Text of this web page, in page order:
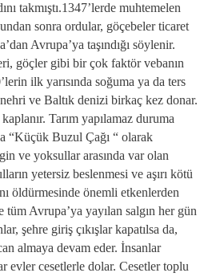
takmıştı.1347’lerde muhtemelen
sonra ordular, göçebeler ticaret
Avrupa’ya taşındığı söylenir.
göçler gibi bir çok faktör vebanın
ilk yarısında soğuma ya da ters
ve Baltık denizi birkaç kez donar.
Tarım yapılamaz duruma
“Küçük Buzul Çağı “ olarak
ve yoksullar arasında var olan
yetersiz beslenmesi ve aşırı kötü
öldürmesinde önemli etkenlerden
Avrupa’ya yayılan salgın her gün
şehre giriş çıkışlar kapatılsa da,
almaya devam eder. İnsanlar
evler cesetlerle dolar. Cesetler toplu